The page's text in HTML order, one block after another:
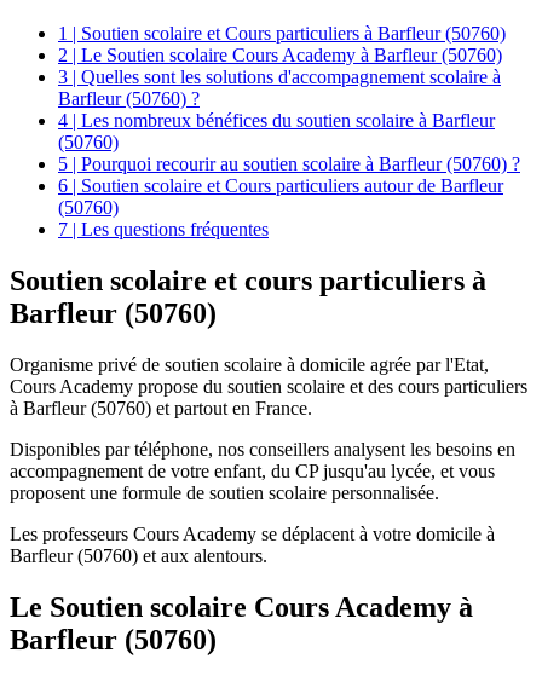
1 | Soutien scolaire et Cours particuliers à Barfleur (50760)
2 | Le Soutien scolaire Cours Academy à Barfleur (50760)
3 | Quelles sont les solutions d'accompagnement scolaire à
Barfleur (50760) ?
4 | Les nombreux bénéfices du soutien scolaire à Barfleur
(50760)
5 | Pourquoi recourir au soutien scolaire à Barfleur (50760) ?
6 | Soutien scolaire et Cours particuliers autour de Barfleur
(50760)
7 | Les questions fréquentes
Soutien scolaire et cours particuliers à
Barfleur (50760)
Organisme privé de soutien scolaire à domicile agrée par l'Etat,
Cours Academy propose du soutien scolaire et des cours particuliers
à Barfleur (50760) et partout en France.
Disponibles par téléphone, nos conseillers analysent les besoins en
accompagnement de votre enfant, du CP jusqu'au lycée, et vous
proposent une formule de soutien scolaire personnalisée.
Les professeurs Cours Academy se déplacent à votre domicile à
Barfleur (50760) et aux alentours.
Le Soutien scolaire Cours Academy à
Barfleur (50760)